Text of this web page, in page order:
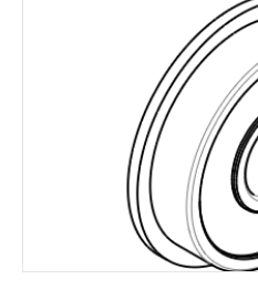
企业信息